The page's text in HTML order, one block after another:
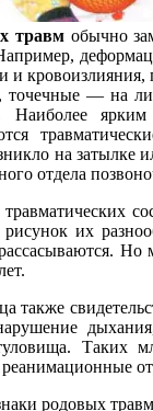
травмобычно
и
точечные — на
Наиболее ярким
на затылке
от­дела
их
Но
Таких
родовых